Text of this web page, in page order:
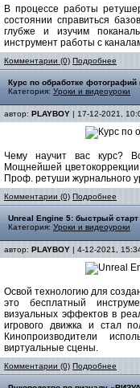
В процессе работы
состоянии справиться
глубже и изучим
инструмент работы с
Комментарии (0) Подробнее
Курс по обработке фотографий
Категория: Уроки и видеоуроки
автор: PLAYBOY | 17-12-2021,
Чему научит вас курс?
Мощнейшей
Проф. ретуши журнального
Комментарии (0) Подробнее
Unreal Engine 5: быстрый старт
Категория: Уроки и видеоуроки
автор: PLAYBOY | 4-12-2021,
Освой технологию для
это бесплатный
визуальных эффектов в
игрового движка и стал
Кинопроизводители
виртуальные сцены.
Комментарии (0) Подробнее